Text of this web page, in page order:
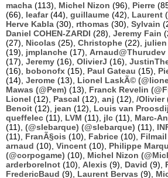
macha (113), Michel Nizon (96), Pierre
(66), leafar(44), guillaume (42), Laurent
Herve Kabla (30), rthomas (30), Sylvain
Daniel COHEN-ZARDI (28), Jeremy Fain
(27), Nicolas (25), Christophe (22), julien
(19), jmplanche (17),
(17), Jeremy (16), OlivierJ (16),
(16), bobonofx (15), Paul Gateau (15),
(14), Jerome (13), Lionel LaskÃ©
Mawas (@Pem) (13), Franck Revelin
Lionel (12), Pascal (12), anj (12), /Olivier
Benoit (12), jean (12), Louis van Proosdij
queffelec (11), LVM (11), jlc (11), Marc-
(11), (@slebarque) (@slebarque) (11),
(11), FranÃ§ois (10), Fabrice (10), Filmail
arnaud (10), Vincent (10), Philippe
(@corpogame) (10), Michel Nizon
arderborelnot (10), Alexis (9), David (9),
FredericBaud (9), Laurent Bervas (9),